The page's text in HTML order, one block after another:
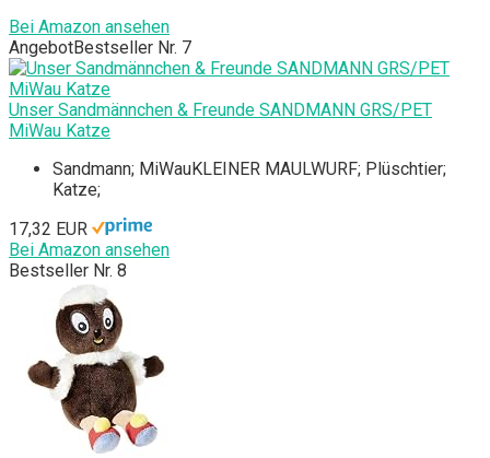
Bei Amazon ansehen
AngebotBestseller Nr. 7
Unser Sandmännchen & Freunde SANDMANN GRS/PET
MiWau Katze
Sandmann; MiWauKLEINER MAULWURF; Plüschtier;
Katze;
17,32 EUR
Bei Amazon ansehen
Bestseller Nr. 8